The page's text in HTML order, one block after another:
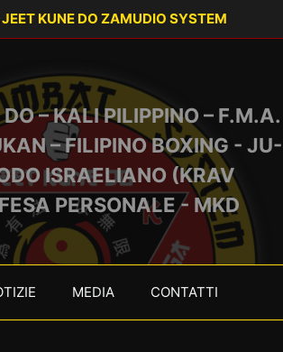
KUNE DO ZAMUDIO SYSTEM
– KALI PILIPPINO – F.M.A.
– FILIPINO BOXING - JU-
ISRAELIANO (KRAV
PERSONALE - MKD
MEDIA CONTATTI